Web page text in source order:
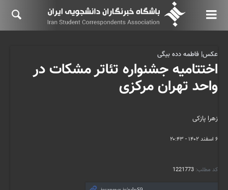
زهرا پازکی
۶ اسفند ۱۴۰۲ - ۲۰:۴۳
کد مطلب: 1221773
عکس| فاطمه دده بیگی
اختتامیه جشنواره تئاتر مشکات در
واحد تهران مرکزی